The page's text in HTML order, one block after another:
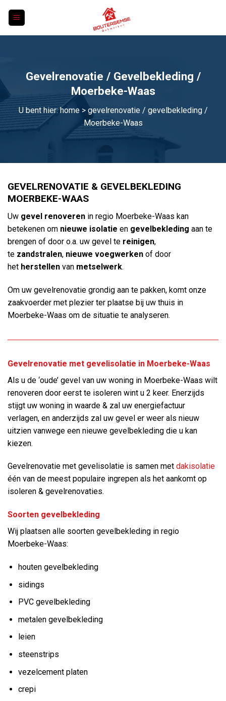
Gevelrenovatie / Gevelbekleding /
Moerbeke-Waas
U bent hier:home> gevelrenovatie / gevelbekleding /
Moerbeke-Waas
GEVELRENOVATIE & GEVELBEKLEDING
MOERBEKE-WAAS
Uw gevel renoveren in regio Moerbeke-Waas kan
betekenen om nieuwe isolatie en gevelbekleding aan te
brengen of door o.a. uw gevel te reinigen,
te zandstralen, nieuwe voegwerken of door
het herstellen van metselwerk.
Om uw gevelrenovatie grondig aan te pakken, komt onze
zaakvoerder met plezier ter plaatse bij uw thuis in
Moerbeke-Waas om de situatie te analyseren.
Gevelrenovatie met gevelisolatie in Moerbeke-Waas
Als u de ‘oude’ gevel van uw woning in Moerbeke-Waas wilt
renoveren door eerst te isoleren wint u 2 keer. Enerzijds
stijgt uw woning in waarde & zal uw energiefactuur
verlagen, en anderzijds zal uw gevel er weer als nieuw
uitzien vanwege een nieuwe gevelbekleding die u kan
kiezen.
Gevelrenovatie met gevelisolatie is samen met dakisolatie
één van de meest populaire ingrepen als het aankomt op
isoleren & gevelrenovaties.
Soorten gevelbekleding
Wij plaatsen alle soorten gevelbekleding in regio
Moerbeke-Waas:
houten gevelbekleding
sidings
PVC gevelbekleding
metalen gevelbekleding
leien
steenstrips
vezelcement platen
crepi